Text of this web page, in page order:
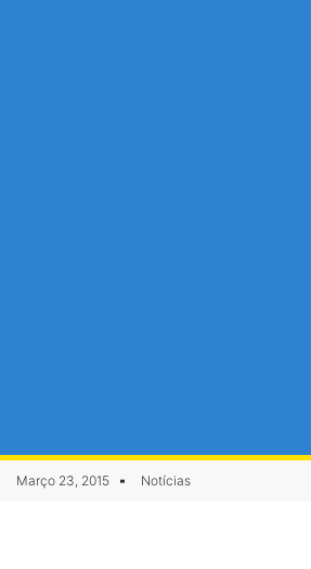
Março 23, 2015 Notícias